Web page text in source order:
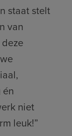
staat stelt
van
niet
leuk!”